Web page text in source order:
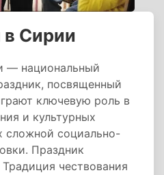
в Сирии
— национальный
посвященный
ключевую роль в
и культурных
сложной социально-
Праздник
чествования